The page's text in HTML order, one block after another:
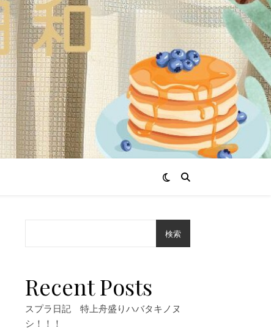
検索
Recent Posts
スプラ日記 特上舟盛りハバタキノヌ
シ！！！